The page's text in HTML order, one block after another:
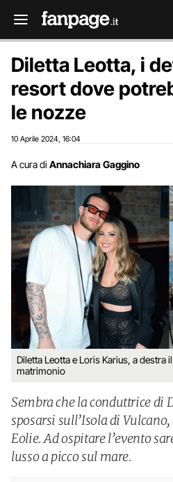
Diletta Leotta, i
resort dove
le nozze
10 Aprile 2024 16:04
A cura di Annachiara Gaggino
Diletta Leotta e Loris Karius, a destra
matrimonio
Sembra che la conduttrice di
sposarsi sull’Isola di
Eolie. Ad ospitare l’evento
lusso a picco sul mare.